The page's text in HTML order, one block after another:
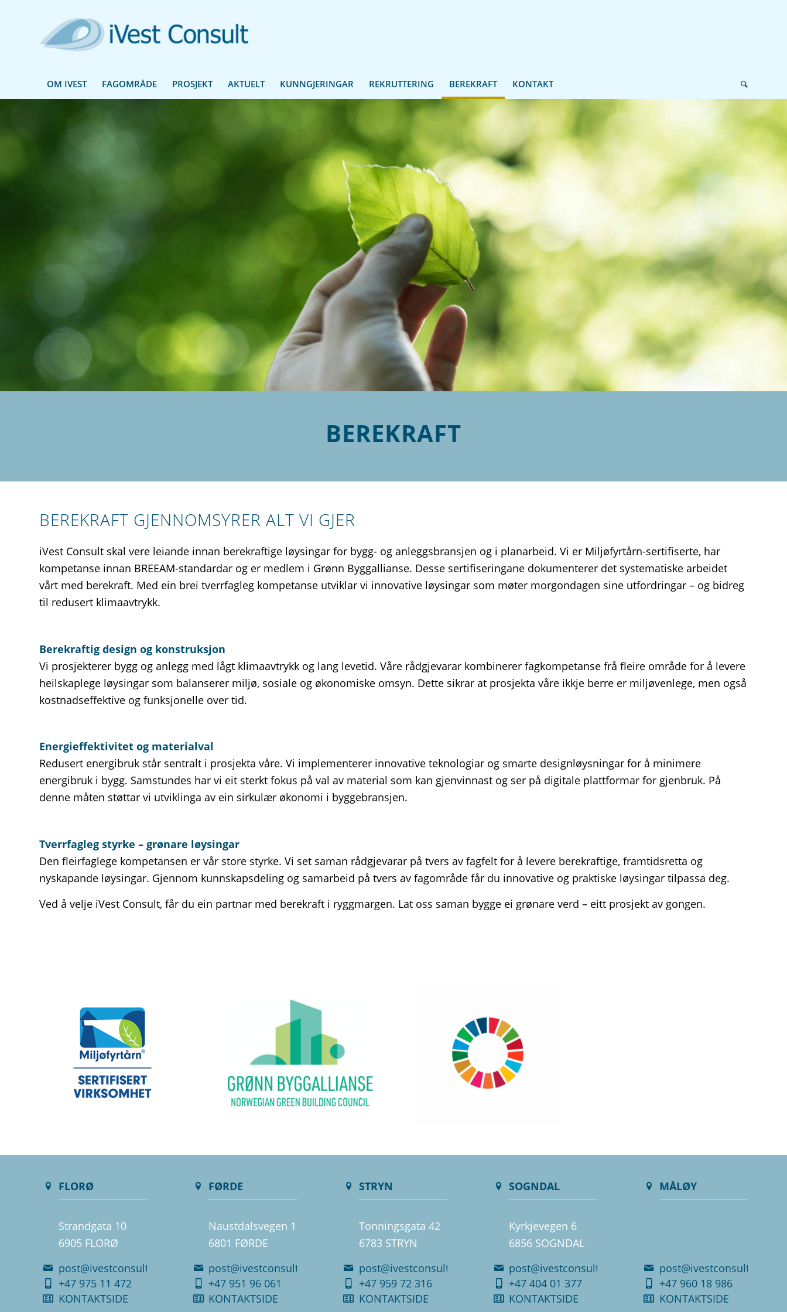
OM IVEST FAGOMRÅDE PROSJEKT AKTUELT KUNNGJERINGAR REKRUTTERING BEREKRAFT KONTAKT
BEREKRAFT
BEREKRAFT GJENNOMSYRER ALT VI GJER
iVest Consult skal vere leiande innan berekraftige løysingar for bygg- og anleggsbransjen og i planarbeid. Vi er Miljøfyrtårn-sertifiserte, har
kompetanse innan BREEAM-standardar og er medlem i Grønn Byggallianse. Desse sertifiseringane dokumenterer det systematiske arbeidet
vårt med berekraft. Med ein brei tverrfagleg kompetanse utviklar vi innovative løysingar som møter morgondagen sine utfordringar – og bidreg
til redusert klimaavtrykk.
Berekraftig design og konstruksjon
Vi prosjekterer bygg og anlegg med lågt klimaavtrykk og lang levetid. Våre rådgjevarar kombinerer fagkompetanse frå fleire område for å levere
heilskaplege løysingar som balanserer miljø, sosiale og økonomiske omsyn. Dette sikrar at prosjekta våre ikkje berre er miljøvenlege, men også
kostnadseffektive og funksjonelle over tid.
Energieffektivitet og materialval
Redusert energibruk står sentralt i prosjekta våre. Vi implementerer innovative teknologiar og smarte designløysningar for å minimere
energibruk i bygg. Samstundes har vi eit sterkt fokus på val av material som kan gjenvinnast og ser på digitale plattformar for gjenbruk. På
denne måten støttar vi utviklinga av ein sirkulær økonomi i byggebransjen.
Tverrfagleg styrke – grønare løysingar
Den fleirfaglege kompetansen er vår store styrke. Vi set saman rådgjevarar på tvers av fagfelt for å levere berekraftige, framtidsretta og
nyskapande løysingar. Gjennom kunnskapsdeling og samarbeid på tvers av fagområde får du innovative og praktiske løysingar tilpassa deg.
Ved å velje iVest Consult, får du ein partnar med berekraft i ryggmargen. Lat oss saman bygge ei grønare verd – eitt prosjekt av gongen.
FLORØ
Strandgata 10
6905 FLORØ
post@ivestconsult.no
+47 975 11 472
KONTAKTSIDE
FØRDE
Naustdalsvegen 1
6801 FØRDE
post@ivestconsult.no
+47 951 96 061
KONTAKTSIDE
STRYN
Tonningsgata 42
6783 STRYN
post@ivestconsult.no
+47 959 72 316
KONTAKTSIDE
SOGNDAL
Kyrkjevegen 6
6856 SOGNDAL
post@ivestconsult.no
+47 404 01 377
KONTAKTSIDE
MÅLØY
post@ivestconsult.no
+47 960 18 986
KONTAKTSIDE